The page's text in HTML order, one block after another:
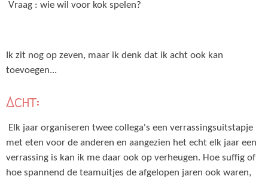
Vraag : wie wil voor kok spelen?
Ik zit nog op zeven, maar ik denk dat ik acht ook kan
toevoegen...
Acht:
Elk jaar organiseren twee collega's een verrassingsuitstapje
met eten voor de anderen en aangezien het echt elk jaar een
verrassing is kan ik me daar ook op verheugen. Hoe suffig of
hoe spannend de teamuitjes de afgelopen jaren ook waren,